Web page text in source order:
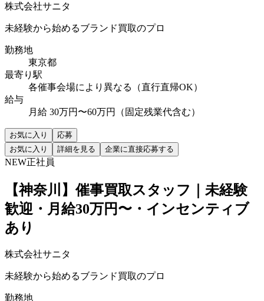
株式会社サニタ
未経験から始めるブランド買取のプロ
勤務地
東京都
最寄り駅
各催事会場により異なる（直行直帰OK）
給与
月給 30万円〜60万円（固定残業代含む）
お気に入り
応募
お気に入り
詳細を見る 企業に直接応募する
NEW正社員
【神奈川】催事買取スタッフ｜未経験
歓迎・月給30万円〜・インセンティブ
あり
株式会社サニタ
未経験から始めるブランド買取のプロ
勤務地